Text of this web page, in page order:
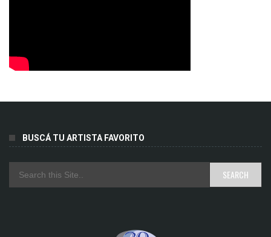
BUSCÁ TU ARTISTA FAVORITO